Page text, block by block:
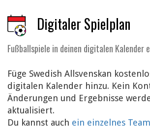
Digitaler Spielplan
Fußballspiele in deinen digitalen Kalender
Füge Swedish Allsvenskan
digitalen Kalender hinzu. Kein
Änderungen und Ergebnisse
aktualisiert.
Du kannst auch ein einzelnes